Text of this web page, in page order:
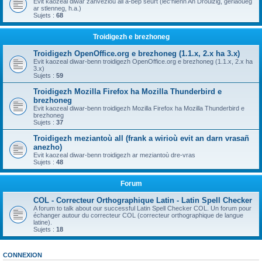
ar stlenneg, h.a.)
Sujets : 68
Troidigezh e brezhoneg
Troidigezh OpenOffice.org e brezhoneg (1.1.x, 2.x ha 3.x)
Evit kaozeal diwar-benn troidigezh OpenOffice.org e brezhoneg (1.1.x, 2.x ha
3.x)
Sujets : 59
Troidigezh Mozilla Firefox ha Mozilla Thunderbird e
brezhoneg
Evit kaozeal diwar-benn troidigezh Mozilla Firefox ha Mozilla Thunderbird e
brezhoneg
Sujets : 37
Troidigezh meziantoù all (frank a wirioù evit an darn vrasañ
anezho)
Evit kaozeal diwar-benn troidigezh ar meziantoù dre-vras
Sujets : 48
Forum
COL - Correcteur Orthographique Latin - Latin Spell Checker
A forum to talk about our successful Latin Spell Checker COL. Un forum pour
échanger autour du correcteur COL (correcteur orthographique de langue
latine).
Sujets : 18
CONNEXION